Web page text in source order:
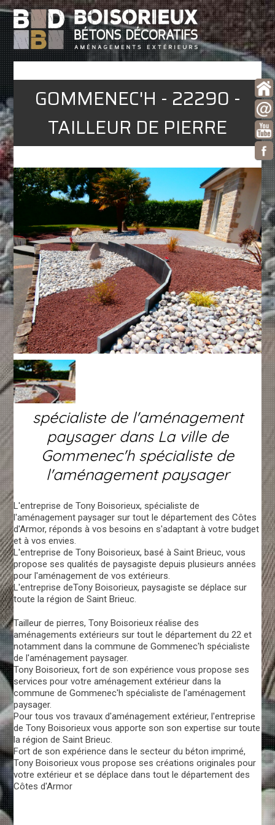
GOMMENEC'H - 22290 -
TAILLEUR DE PIERRE
spécialiste de l'aménagement
paysager dans La ville de
Gommenec'h spécialiste de
l'aménagement paysager
L'entreprise de Tony Boisorieux, spécialiste de
l'aménagement paysager sur tout le département des Côtes
d'Armor, réponds à vos besoins en s'adaptant à votre budget
et à vos envies.
L'entreprise de Tony Boisorieux, basé à Saint Brieuc, vous
propose ses qualités de paysagiste depuis plusieurs années
pour l'aménagement de vos extérieurs.
L'entreprise deTony Boisorieux, paysagiste se déplace sur
toute la région de Saint Brieuc.
Tailleur de pierres, Tony Boisorieux réalise des
aménagements extérieurs sur tout le département du 22 et
notamment dans la commune de Gommenec'h spécialiste
de l'aménagement paysager.
Tony Boisorieux, fort de son expérience vous propose ses
services pour votre aménagement extérieur dans la
commune de Gommenec'h spécialiste de l'aménagement
paysager.
Pour tous vos travaux d'aménagement extérieur, l'entreprise
de Tony Boisorieux vous apporte son son expertise sur toute
la région de Saint Brieuc.
Fort de son expérience dans le secteur du béton imprimé,
Tony Boisorieux vous propose ses créations originales pour
votre extérieur et se déplace dans tout le département des
Côtes d'Armor